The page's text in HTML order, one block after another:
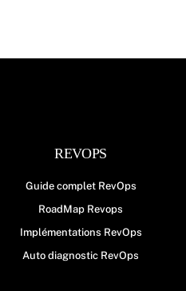
REVOPS
Guide complet RevOps
RoadMap Revops
Implémentations RevOps
Auto diagnostic RevOps